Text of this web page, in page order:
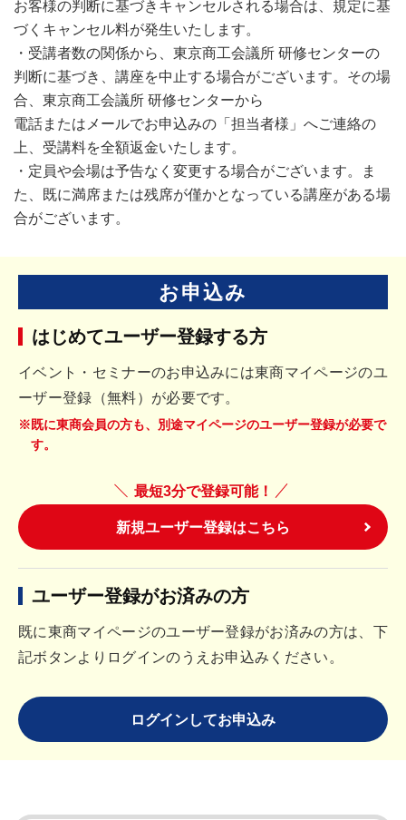
お客様の判断に基づきキャンセルされる場合は、規定に基
づくキャンセル料が発生いたします。
・受講者数の関係から、東京商工会議所 研修センターの
判断に基づき、講座を中止する場合がございます。その場
合、東京商工会議所 研修センターから
電話またはメールでお申込みの「担当者様」へご連絡の
上、受講料を全額返金いたします。
・定員や会場は予告なく変更する場合がございます。ま
た、既に満席または残席が僅かとなっている講座がある場
合がございます。
お申込み
はじめてユーザー登録する方
イベント・セミナーのお申込みには東商マイページのユ
ーザー登録（無料）が必要です。
※既に東商会員の方も、別途マイページのユーザー登録が必要で
す。
最短3分で登録可能！
新規ユーザー登録はこちら
ユーザー登録がお済みの方
既に東商マイページのユーザー登録がお済みの方は、下
記ボタンよりログインのうえお申込みください。
ログインしてお申込み